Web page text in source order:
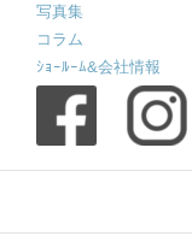
写真集
コラム
ｼｮｰﾙｰﾑ&会社情報